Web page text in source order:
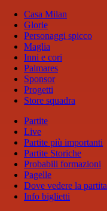
Casa Milan
Glorie
Personaggi spicco
Maglia
Inni e cori
Palmares
Sponsor
Progetti
Store squadra
Partite
Live
Partite più importanti
Partite Storiche
Probabili formazioni
Pagelle
Dove vedere la partita
Info biglietti